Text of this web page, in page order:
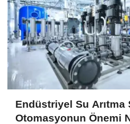
Endüstriyel Su Arıtma
Otomasyonun Önemi